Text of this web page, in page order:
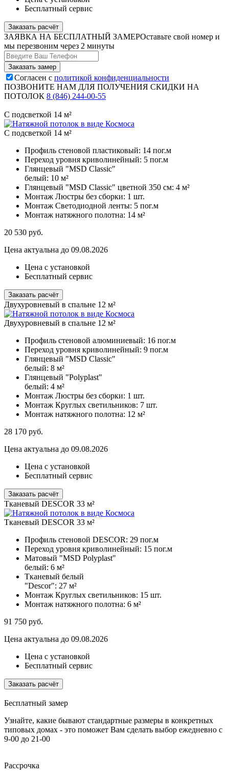
Бесплатный сервис
Заказать расчёт
ЗАЯВКА НА БЕСПЛАТНЫЙ ЗАМЕРОставьте свой номер и
мы перезвоним через 2 минуты
Согласен с политикой конфиденциальности
ПОЗВОНИТЕ НАМ ДЛЯ ПОЛУЧЕНИЯ СКИДКИ НА
ПОТОЛОК 8 (846) 244-00-55
С подсветкой 14 м²
С подсветкой 14 м²
Профиль стеновой пластиковый: 14 пог.м
Переход уровня криволинейный: 5 пог.м
Глянцевый "MSD Classic"
белый: 10 м²
Глянцевый "MSD Classic" цветной 350 см: 4 м²
Монтаж Люстры без сборки: 1 шт.
Монтаж Светодиодной ленты: 5 пог.м
Монтаж натяжного полотна: 14 м²
20 530 руб.
Цена актуальна до 09.08.2026
Цена с установкой
Бесплатный сервис
Заказать расчёт
Двухуровневый в спальне 12 м²
Двухуровневый в спальне 12 м²
Профиль стеновой алюминиевый: 16 пог.м
Переход уровня криволинейный: 9 пог.м
Глянцевый "MSD Classic"
белый: 8 м²
Глянцевый "Polyplast"
белый: 4 м²
Монтаж Люстры без сборки: 1 шт.
Монтаж Круглых светильников: 7 шт.
Монтаж натяжного полотна: 12 м²
28 170 руб.
Цена актуальна до 09.08.2026
Цена с установкой
Бесплатный сервис
Заказать расчёт
Тканевый DESCOR 33 м²
Тканевый DESCOR 33 м²
Профиль стеновой DESCOR: 29 пог.м
Переход уровня криволинейный: 15 пог.м
Матовый "MSD Polyplast"
белый: 6 м²
Тканевый белый
"Descor": 27 м²
Монтаж Круглых светильников: 15 шт.
Монтаж натяжного полотна: 6 м²
91 750 руб.
Цена актуальна до 09.08.2026
Цена с установкой
Бесплатный сервис
Заказать расчёт
Бесплатный замер
Узнайте, какие бывают стандартные размеры в конкретных
типовых домах - это поможет Вам сделать выбор ежедневно с
9-00 до 21-00
Рассрочка